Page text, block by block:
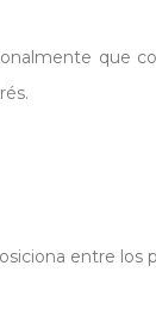
que
entre los